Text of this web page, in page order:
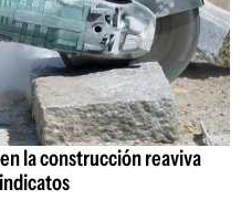
la construcción reaviva